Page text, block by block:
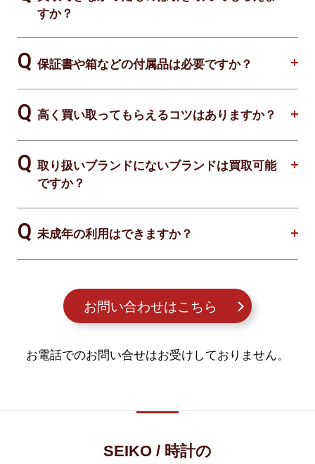
すか？
保証書や箱などの付属品は必要ですか？
高く買い取ってもらえるコツはありますか？
取り扱いブランドにないブランドは買取可能
ですか？
未成年の利用はできますか？
お問い合わせはこちら
お電話でのお問い合せはお受けしておりません。
SEIKO / 時計の